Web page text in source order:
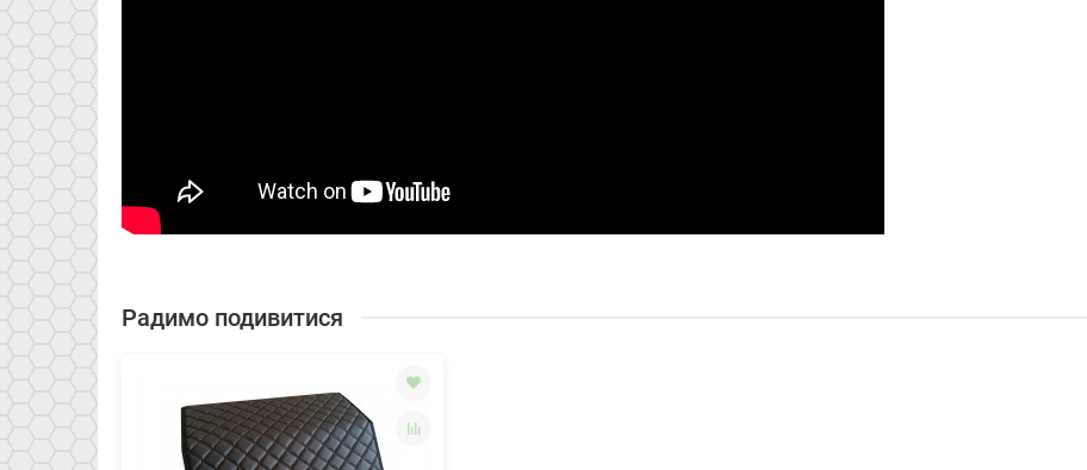
Радимо подивитися